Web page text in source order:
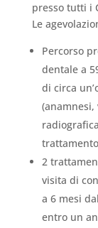
presso tutti i
Le
Percorso
dentale a
di circa
2
visita di
a 6 mesi
entro un